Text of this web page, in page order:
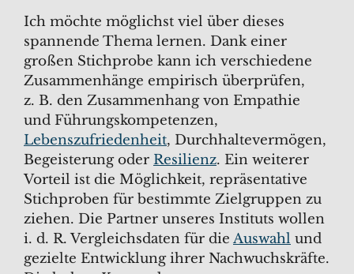
Ich möchte möglichst viel über dieses
spannende Thema lernen. Dank einer
großen Stichprobe kann ich verschiedene
Zusammenhänge empirisch überprüfen,
z. B. den Zusammenhang von Empathie
und Führungskompetenzen,
Lebenszufriedenheit, Durchhaltevermögen,
Begeisterung oder Resilienz. Ein weiterer
Vorteil ist die Möglichkeit, repräsentative
Stichproben für bestimmte Zielgruppen zu
ziehen. Die Partner unseres Instituts wollen
i. d. R. Vergleichsdaten für die Auswahl und
gezielte Entwicklung ihrer Nachwuchskräfte.